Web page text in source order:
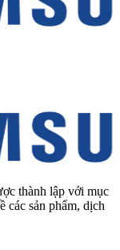
thành lập với mục
các sản phẩm, dịch